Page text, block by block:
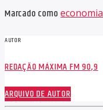
Marcado comoeconomia
AUTOR
REDAÇÃO MÁXIMA FM 90,9
ARQUIVO DE AUTOR